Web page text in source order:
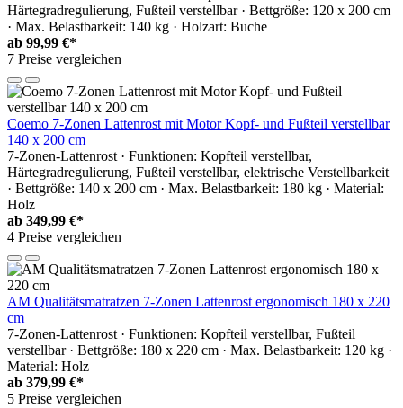
Härtegradregulierung, Fußteil verstellbar · Bettgröße: 120 x 200 cm
· Max. Belastbarkeit: 140 kg · Holzart: Buche
ab 99,99 €*
7 Preise vergleichen
Coemo 7-Zonen Lattenrost mit Motor Kopf- und Fußteil verstellbar
140 x 200 cm
7-Zonen-Lattenrost · Funktionen: Kopfteil verstellbar,
Härtegradregulierung, Fußteil verstellbar, elektrische Verstellbarkeit
· Bettgröße: 140 x 200 cm · Max. Belastbarkeit: 180 kg · Material:
Holz
ab 349,99 €*
4 Preise vergleichen
AM Qualitätsmatratzen 7-Zonen Lattenrost ergonomisch 180 x 220
cm
7-Zonen-Lattenrost · Funktionen: Kopfteil verstellbar, Fußteil
verstellbar · Bettgröße: 180 x 220 cm · Max. Belastbarkeit: 120 kg ·
Material: Holz
ab 379,99 €*
5 Preise vergleichen